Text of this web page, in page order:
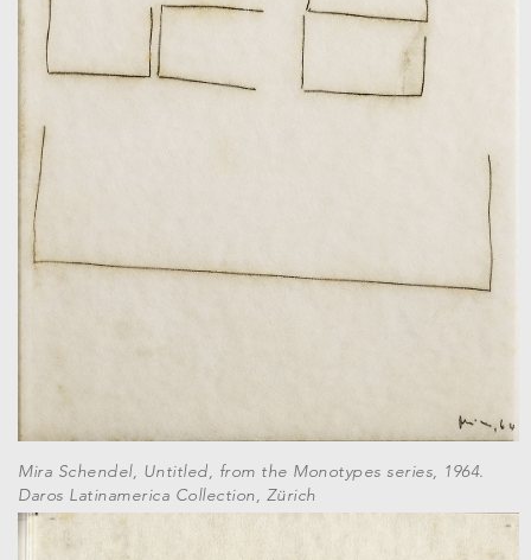
Mira Schendel, Untitled, from the Monotypes series, 1964.
Daros Latinamerica Collection, Zürich